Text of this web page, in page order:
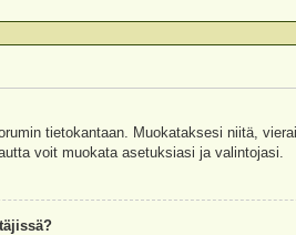
tietokantaan. Muokataksesi niitä,
voit muokata asetuksiasi ja valintojasi.